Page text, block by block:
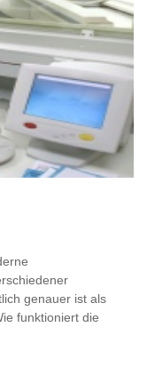
genauer ist als
funktioniert die